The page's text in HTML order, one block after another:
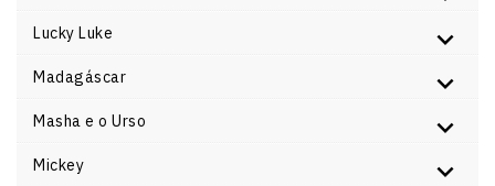
Lucky Luke
Madagáscar
Masha e o Urso
Mickey